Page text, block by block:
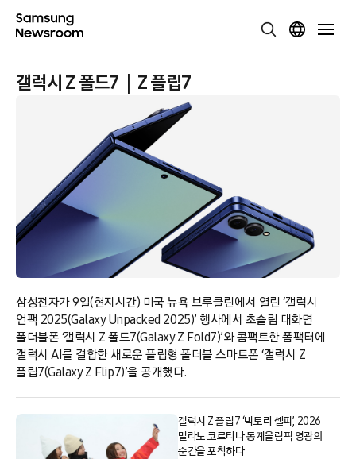
갤럭시 Z 폴드7｜Z 플립7
삼성전자가 9일(현지시간) 미국 뉴욕 브루클린에서 열린 ‘갤럭시
언팩 2025(Galaxy Unpacked 2025)’ 행사에서 초슬림 대화면
폴더블폰 ‘갤럭시 Z 폴드7(Galaxy Z Fold7)’와 콤팩트한 폼팩터에
갤럭시 AI를 결합한 새로운 플립형 폴더블 스마트폰 ‘갤럭시 Z
플립7(Galaxy Z Flip7)’을 공개했다.
갤럭시 Z 플립7 ‘빅토리 셀피’, 2026
밀라노 코르티나 동계올림픽 영광의
순간을 포착하다